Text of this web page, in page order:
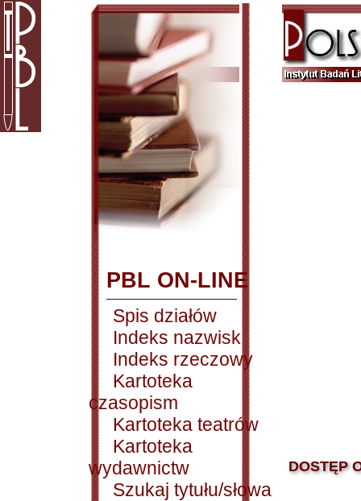
PBL ON-LINE
Spis działów
Indeks nazwisk
Indeks rzeczowy
Kartoteka
czasopism
Kartoteka teatrów
Kartoteka
wydawnictw
Szukaj tytułu/słowa
DOSTĘP